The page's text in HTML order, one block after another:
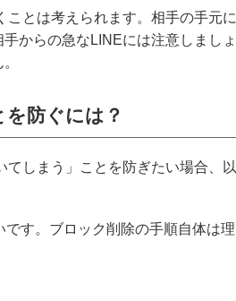
とは考えられます。相手の手元に
からの急なLINEには注意しましょ
防ぐには？
しまう」ことを防ぎたい場合、以
す。ブロック削除の手順自体は理